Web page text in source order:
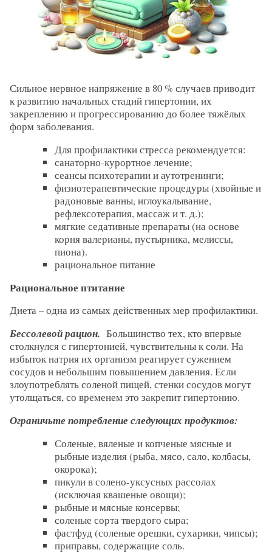
Сильное нервное напряжение в 80 % случаев приводит
к развитию начальных стадий гипертонии, их
закреплению и прогрессированию до более тяжёлых
форм заболевания.
Для профилактики стресса рекомендуется:
санаторно-курортное лечение;
сеансы психотерапии и аутотренинги;
физиотерапевтические процедуры (хвойные и
радоновые ванны, иглоукалывание,
рефлексотерапия, массаж и т. д.);
мягкие седативные препараты (на основе
корня валерианы, пустырника, мелиссы,
пиона).
рациональное питание
Рациональное птитание
Диета – одна из самых действенных мер профилактики.
Бессолевой рацион. Большинство тех, кто впервые
столкнулся с гипертонией, чувствительны к соли. На
избыток натрия их организм реагирует сужением
сосудов и небольшим повышением давления. Если
злоупотреблять соленой пищей, стенки сосудов могут
утолщаться, со временем это закрепит гипертонию.
Ограничьте потребление следующих продуктов:
Соленые, вяленые и копченые мясные и
рыбные изделия (рыба, мясо, сало, колбасы,
окорока);
пикули в солено-уксусных рассолах
(исключая квашеные овощи);
рыбные и мясные консервы;
соленые сорта твердого сыра;
фастфуд (соленые орешки, сухарики, чипсы);
приправы, содержащие соль.